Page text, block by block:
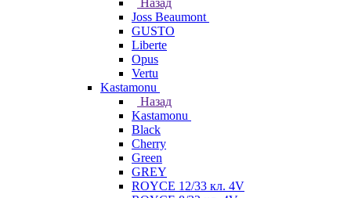
Назад
Joss Beaumont
GUSTO
Liberte
Opus
Vertu
Kastamonu
Назад
Kastamonu
Black
Cherry
Green
GREY
ROYCE 12/33 кл. 4V